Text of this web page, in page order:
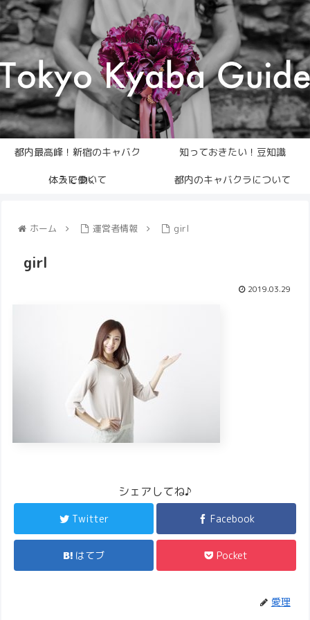
Kyaba Guide Tokyo
都内最高峰！新宿のキャバク
ラで働く
知っておきたい！豆知識
体入について 都内のキャバクラについて
ホーム 運営者情報 girl
girl
2019.03.29
シェアしてね♪
Twitter Facebook
はてブ Pocket
愛理